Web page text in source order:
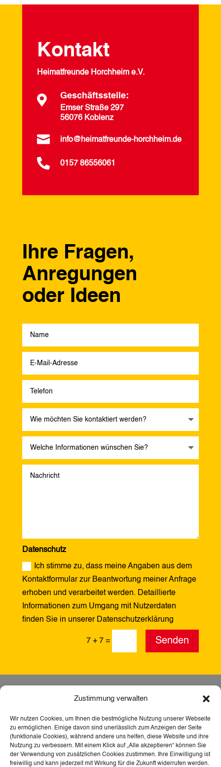
Zustimmung verwalten
Wir nutzen Cookies, um Ihnen die bestmögliche Nutzung unserer Webseite
zu ermöglichen. Einige davon sind unerlässlich zum Anzeigen der Seite
(funktionale Cookies), während andere uns helfen, diese Website und ihre
Nutzung zu verbessern. Mit einem Klick auf „Alle akzeptieren“ können Sie
der Verwendung von zusätzlichen Cookies zustimmen. Ihre Einwilligung ist
freiwillig und kann jederzeit mit Wirkung für die Zukunft widerrufen werden.
Kontakt
Heimatfreunde Horchheim e.V.
 Geschäftsstelle:
Emser Straße 297
56076 Koblenz
 info@heimatfreunde-horchheim.de
 0157 86556061
Ihre Fragen,
Anregungen
oder Ideen
Datenschutz
Ich stimme zu, dass meine Angaben aus dem
Kontaktformular zur Beantwortung meiner Anfrage
erhoben und verarbeitet werden. Detaillierte
Informationen zum Umgang mit Nutzerdaten
finden Sie in unserer Datenschutzerklärung
7 + 7 = Senden